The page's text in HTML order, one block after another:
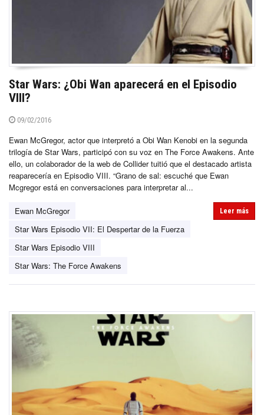
Star Wars: ¿Obi Wan aparecerá en el Episodio
VIII?
09/02/2016
Ewan McGregor, actor que interpretó a Obi Wan Kenobi en la segunda
trilogía de Star Wars, participó con su voz en The Force Awakens. Ante
ello, un colaborador de la web de Collider tuitió que el destacado artista
reaparecería en Episodio VIII. “Grano de sal: escuché que Ewan
Mcgregor está en conversaciones para interpretar al...
Ewan McGregor
Star Wars Episodio VII: El Despertar de la Fuerza
Star Wars Episodio VIII
Star Wars: The Force Awakens
Leer más